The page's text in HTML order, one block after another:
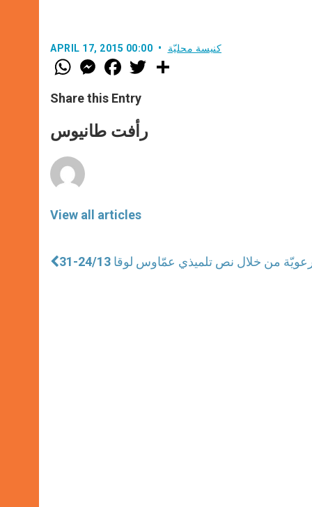
APRIL 17, 2015 00:00 كنيسة محليّة
W
h
t
s
p
p
M
e
s
e
g
e
F
a
e
b
o
k
w
Share this Entry
رأفت طانيوس
View all articles
من خلال نص تلميذي عمّاوس لوقا 24/13-31